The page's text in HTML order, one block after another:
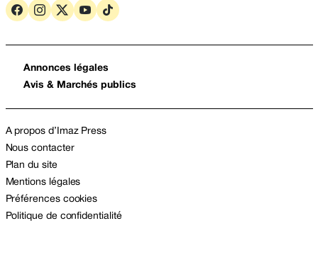
Annonces légales
Avis & Marchés publics
A propos d’Imaz Press
Nous contacter
Plan du site
Mentions légales
Préférences cookies
Politique de confidentialité